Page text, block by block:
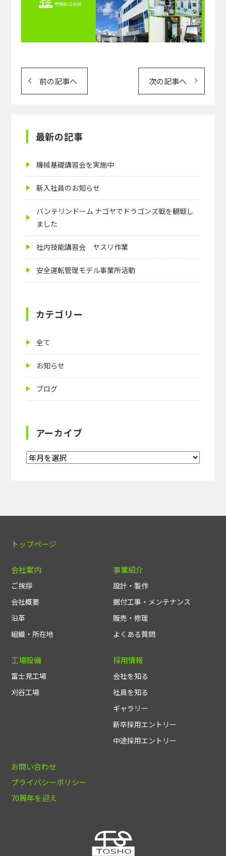
投
シ
ョ
ン
前の記事へ 次の記事へ
最新の記事
機械基礎講習会を実施中
新入社員のお知らせ
バンテリンドーム ナゴヤでドラゴンズ戦を観戦し
ました
社内技能講習会 ヤスリ作業
安全運転管理モデル事業所活動
カテゴリー
全て
お知らせ
ブログ
アーカイブ
トップページ
会社案内
ご挨拶
会社概要
沿革
組織・所在地
事業紹介
設計・製作
据付工事・メンテナンス
販売・修理
よくある質問
工場設備
富士見工場
刈谷工場
採用情報
会社を知る
社員を知る
ギャラリー
新卒採用エントリー
中途採用エントリー
お問い合わせ
プライバシーポリシー
70周年を迎え